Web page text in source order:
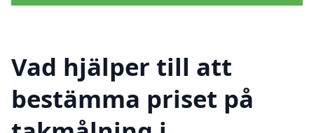
Vad hjälper till att
bestämma priset på